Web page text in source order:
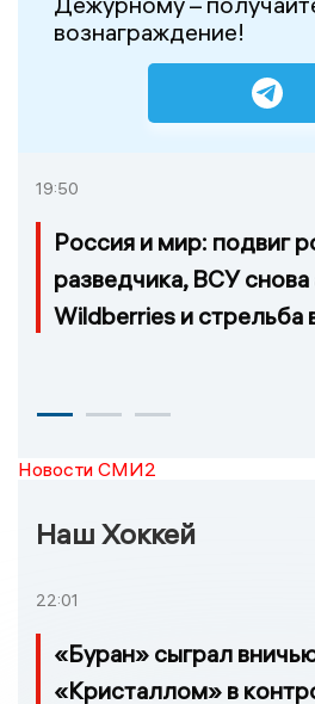
вознаграждение!
19:50
Россия и мир: подвиг
разведчика, ВСУ снова
Wildberries и стрельба
Новости СМИ2
Наш Хоккей
22:01
«Буран» сыграл
«Кристаллом» в